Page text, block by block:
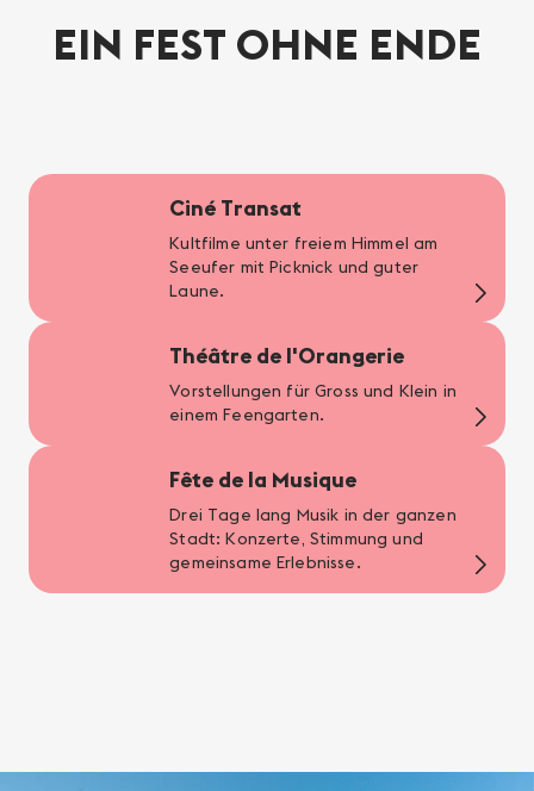
EIN FEST OHNE ENDE
Ciné Transat
Kultfilme unter freiem Himmel am
Seeufer mit Picknick und guter
Laune.
Théâtre de l'Orangerie
Vorstellungen für Gross und Klein in
einem Feengarten.
Fête de la Musique
Drei Tage lang Musik in der ganzen
Stadt: Konzerte, Stimmung und
gemeinsame Erlebnisse.